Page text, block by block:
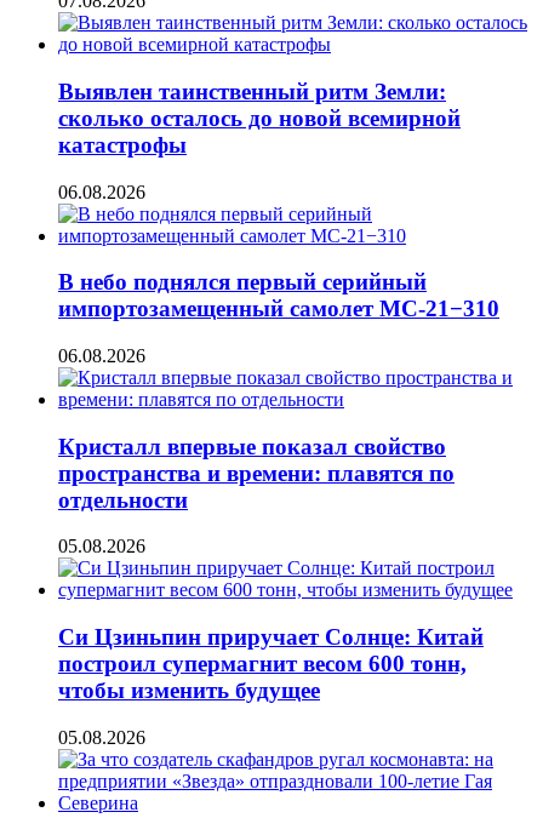
Выявлен таинственный ритм Земли:
сколько осталось до новой всемирной
катастрофы
06.08.2026
В небо поднялся первый серийный
импортозамещенный самолет МС-21−310
06.08.2026
Кристалл впервые показал свойство
пространства и времени: плавятся по
отдельности
05.08.2026
Си Цзиньпин приручает Солнце: Китай
построил супермагнит весом 600 тонн,
чтобы изменить будущее
05.08.2026